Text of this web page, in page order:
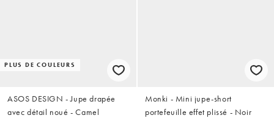
PLUS DE COULEURS
ASOS DESIGN - Jupe drapée
avec détail noué - Camel
Monki - Mini jupe-short
portefeuille effet plissé - Noir